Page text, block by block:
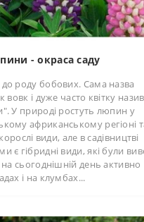
- окраса саду
роду бобових. Сама назва
вовк і дуже часто квітку
У природі ростуть люпин у
африканському регіоні
види, але в садівництві
є гібридні види, які були
сьогоднішній день активно
і на клумбах...